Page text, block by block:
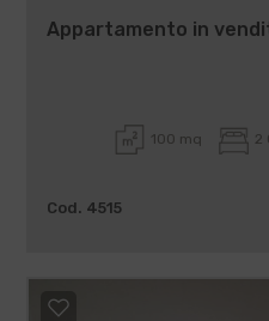
Appartamento in
100 mq 2
Cod. 4515